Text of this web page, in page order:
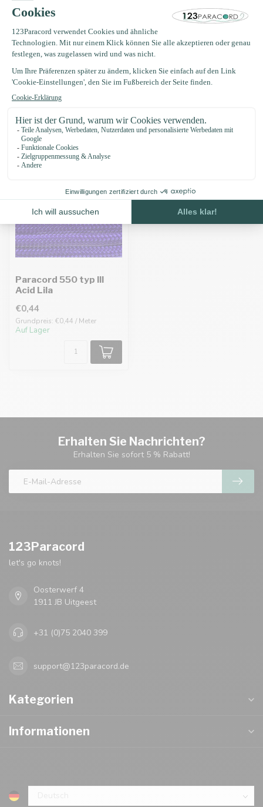
Produktbeschreibung
Zuletzt angesehen
Paracord 550 typ III
Acid Lila
€0,44
Grundpreis: €0,44 / Meter
Auf Lager
Erhalten Sie Nachrichten?
Erhalten Sie sofort 5 % Rabatt!
123Paracord
let's go knots!
Oosterwerf 4
1911 JB Uitgeest
+31 (0)75 2040 399
support@123paracord.de
Kategorien
Informationen